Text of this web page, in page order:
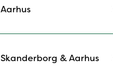
Aarhus
Skanderborg & Aarhus